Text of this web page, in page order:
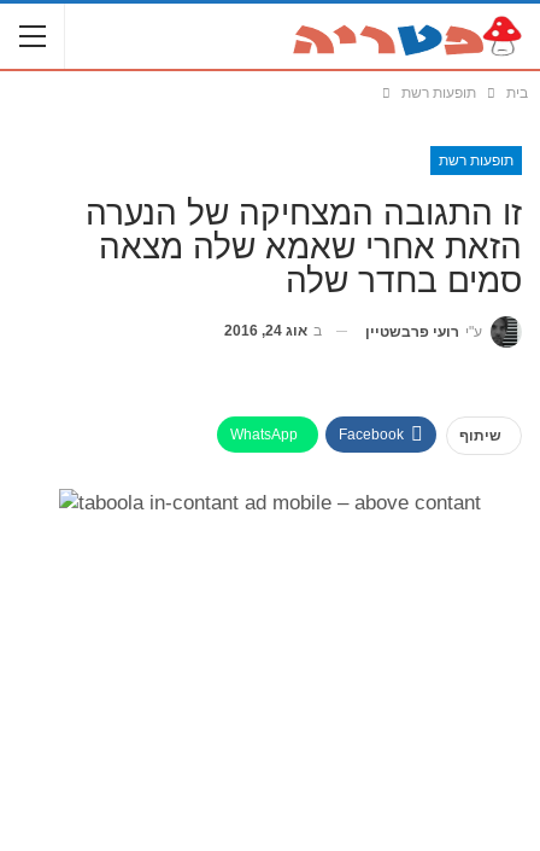
בית תופעות רשת
תופעות רשת
זו התגובה המצחיקה של הנערה
הזאת אחרי שאמא שלה מצאה
סמים בחדר שלה
ע"י רועי פרבשטיין ב אוג 24, 2016
שיתוף Facebook
WhatsApp